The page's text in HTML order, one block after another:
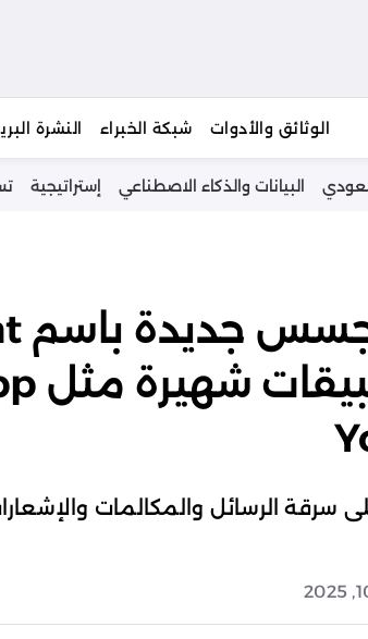
الوثائق والأدوات شبكة الخبراء النشرة
يبحث
البيانات والذكاء الاصطناعي إستراتيجية
سرقة الرسائل والمكالمات